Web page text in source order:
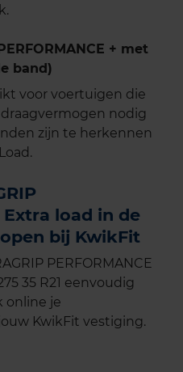
+ met
band)
voor voertuigen die
nodig
zijn te herkennen
Extra load in de
bij KwikFit
PERFORMANCE
35 R21 eenvoudig
online je
KwikFit vestiging.